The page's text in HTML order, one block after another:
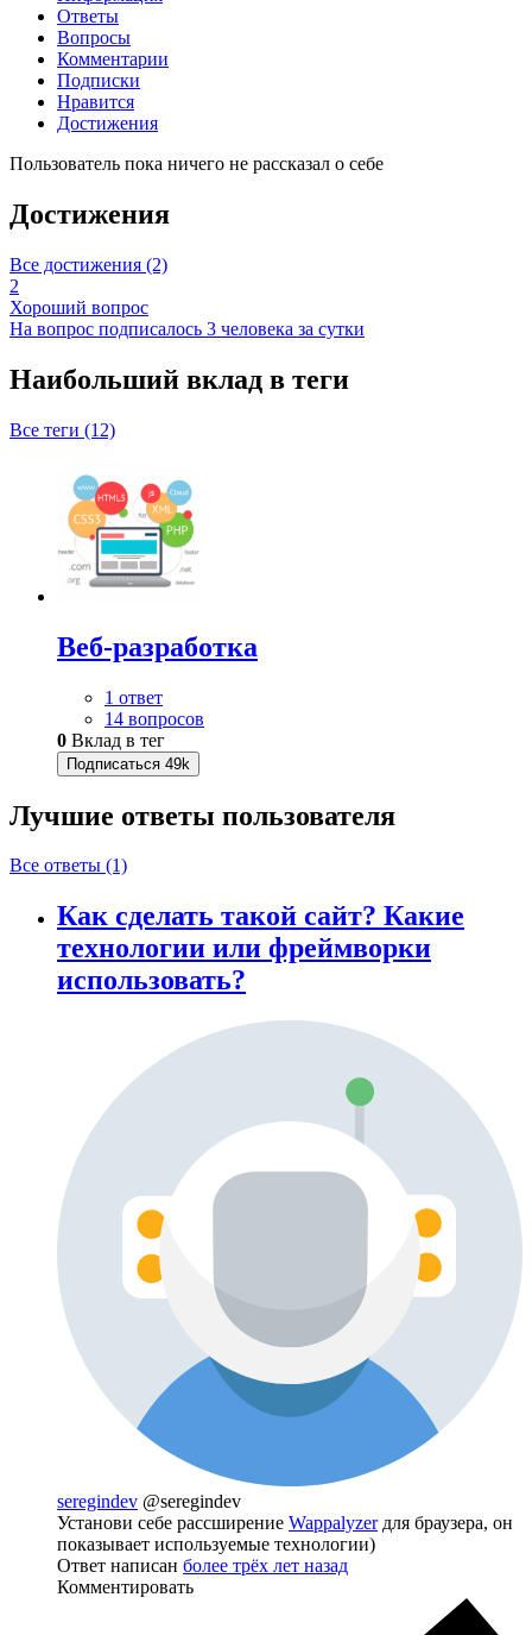
Ответы
Вопросы
Комментарии
Подписки
Нравится
Достижения
Пользователь пока ничего не рассказал о себе
Достижения
Все достижения (2)
2
Хороший вопрос
На вопрос подписалось 3 человека за сутки
Наибольший вклад в теги
Все теги (12)
Веб-разработка
1 ответ
14 вопросов
0 Вклад в тег
Подписаться 49k
Лучшие ответы пользователя
Все ответы (1)
Как сделать такой сайт? Какие
технологии или фреймворки
использовать?
seregindev @seregindev
Установи себе рассширение Wappalyzerдля браузера, он
показывает используемые технологии)
Ответ написан более трёх лет назад
Комментировать